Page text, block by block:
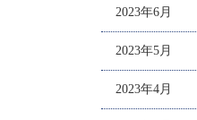
2023年6月
2023年5月
2023年4月